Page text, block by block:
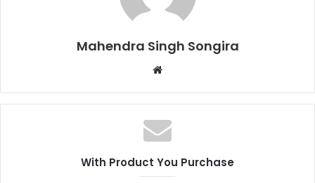
Mahendra Singh Songira
Website
With Product You Purchase